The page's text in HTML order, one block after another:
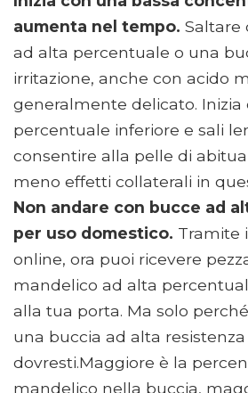
aumenta nel tempo. Saltare
ad alta percentuale o una
irritazione, anche con acido
generalmente delicato. Inizia
percentuale inferiore e sali
consentire alla pelle di
meno effetti collaterali in
Non andare con bucce ad
per uso domestico. Tramite
online, ora puoi ricevere
mandelico ad alta
alla tua porta. Ma solo
una buccia ad alta
dovresti.Maggiore è la
mandelico nella buccia,